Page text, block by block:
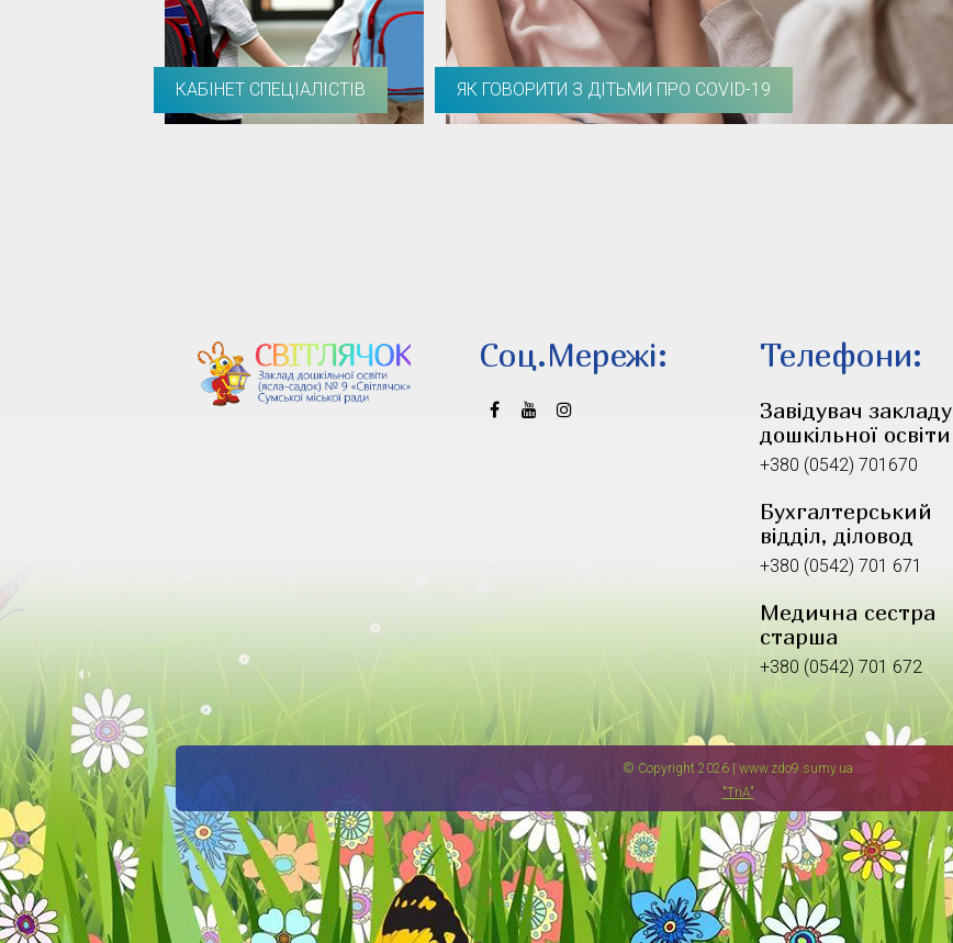
КАБІНЕТ СПЕЦІАЛІСТІВ ЯК ГОВОРИТИ З ДІТЬМИ ПРО COVID-19
Соц.Мережi: Телефони:
Завідувач закладу
дошкільної освіти
+380 (0542) 701670
Бухгалтерський
відділ, діловод
+380 (0542) 701 671
Медична сестра
старша
+380 (0542) 701 672
© Copyright 2026 | www.zdo9.sumy.ua
"TriA"